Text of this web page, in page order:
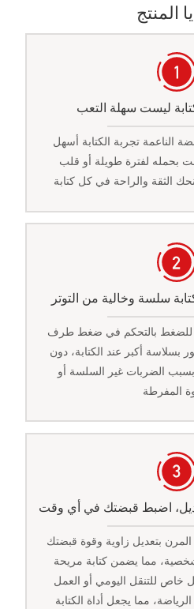
المنتج
ليست سهلة التعب
الناعمة تجربة الكتابة أسهل
بحمله لفترة طويلة أو قلب
سلسة وخالية من التوتر
للضغط بالتحكم في ضغط طرف
بسلاسة أكبر عند الكتابة، دون
الضربات غير السلسة أو
اضبط قبضتك في أي وقت
بتعديل زاوية وقوة قبضتك
مما يضمن كتابة مريحة
للتنقل اليومي أو العمل
مما يجعل أداة الكتابة